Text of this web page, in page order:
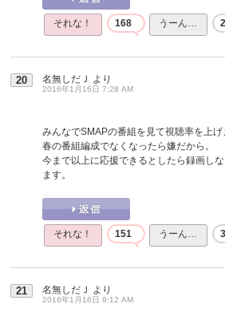
それな！ 168 うーん…
20 名無しだＪ より
2016年1月16日 7:28 AM
みんなでSMAPの番組を見て視聴率を上げ
春の番組編成でなくなったら嫌だから。
今まで以上に応援できるとしたら録画し
ます。
それな！ 151 うーん…
21 名無しだＪ より
2016年1月16日 9:12 AM